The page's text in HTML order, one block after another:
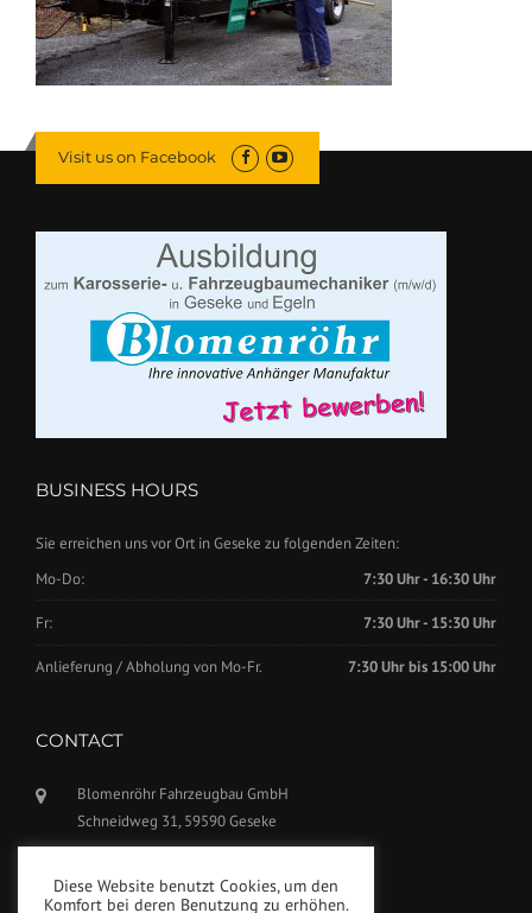
Visit us on Facebook
BUSINESS HOURS
Sie erreichen uns vor Ort in Geseke zu folgenden Zeiten:
Mo-Do:
7:30 Uhr - 16:30 Uhr
Fr: 7:30 Uhr - 15:30 Uhr
Anlieferung / Abholung von Mo-Fr. 7:30 Uhr bis 15:00 Uhr
CONTACT
Blomenröhr Fahrzeugbau GmbH
Schneidweg 31, 59590 Geseke
Fax: +49(0)2942-5799777
Diese Website benutzt Cookies, um den
Komfort bei deren Benutzung zu erhöhen.